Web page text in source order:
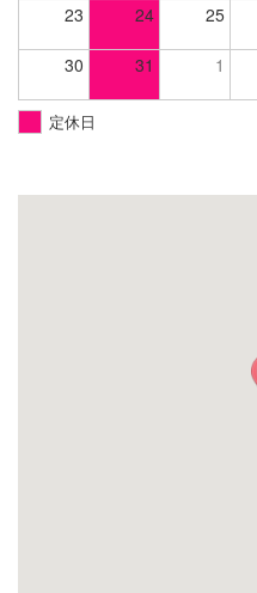
23 24 25
30 31 1
定休日